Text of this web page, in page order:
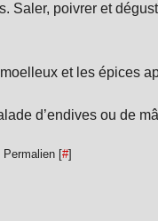
Saler, poivrer et
et les épices
d’endives ou de
Permalien [#]